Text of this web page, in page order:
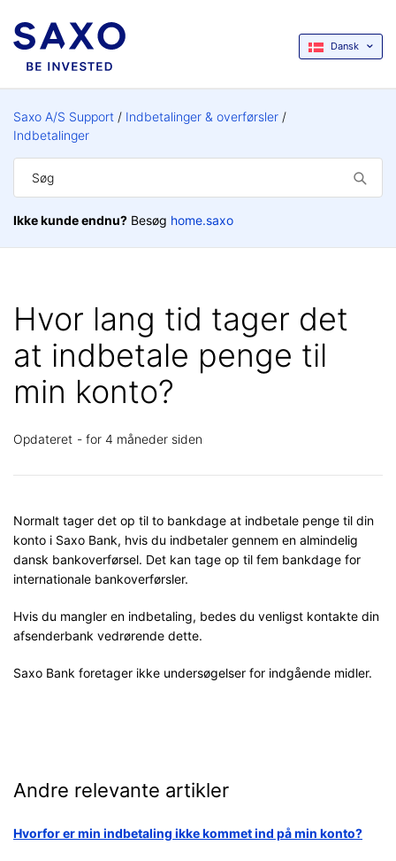
Dansk
Saxo A/S Support
Indbetalinger & overførsler
Indbetalinger
Ikke kunde endnu? Besøg home.saxo
Hvor lang tid tager det
at indbetale penge til
min konto?
Opdateret for 4 måneder siden
Normalt tager det op til to bankdage at indbetale penge til din
konto i Saxo Bank, hvis du indbetaler gennem en almindelig
dansk bankoverførsel. Det kan tage op til fem bankdage for
internationale bankoverførsler.
Hvis du mangler en indbetaling, bedes du venligst kontakte din
afsenderbank vedrørende dette.
Saxo Bank foretager ikke undersøgelser for indgående midler.
Andre relevante artikler
Hvorfor er min indbetaling ikke kommet ind på min konto?